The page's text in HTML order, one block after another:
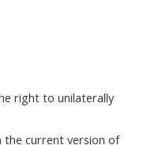
right to unilaterally
the current version of